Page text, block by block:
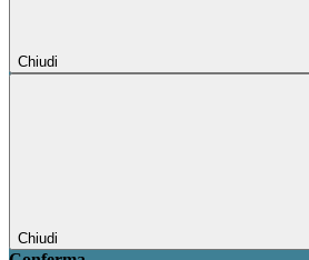
Chiudi
Chiudi